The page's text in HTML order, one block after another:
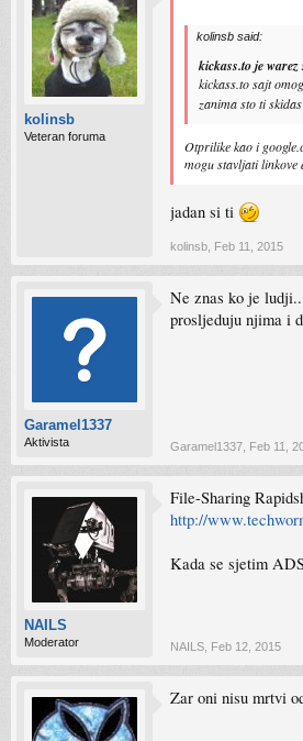
kolinsb
Veteran foruma
kolinsb said:
kickass.to je warez
kickass.to sajt
zanima sto ti
Otprilike kao i
mogu stavljati linkove
jadan si ti
kolinsb Feb 11, 2015
Garamel1337
Aktivista
Ne znas ko je
prosljeduju njima i
Garamel1337 Feb 11,
NAILS
Moderator
File-Sharing
http://
Kada se sjetim
NAILS Feb 12, 2015
Zar oni nisu mrtvi